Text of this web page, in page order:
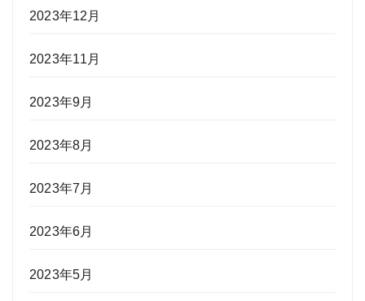
2023年12月
2023年11月
2023年9月
2023年8月
2023年7月
2023年6月
2023年5月